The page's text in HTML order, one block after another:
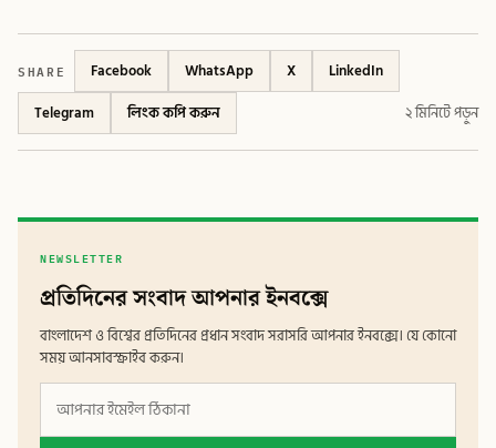
SHARE Facebook WhatsApp X
LinkedIn
Telegram
লিংক কপি করুন ২ মিনিটে পড়ুন
NEWSLETTER
প্রতিদিনের সংবাদ আপনার ইনবক্সে
বাংলাদেশ ও বিশ্বের প্রতিদিনের প্রধান সংবাদ সরাসরি আপনার ইনবক্সে। যে কোনো
সময় আনসাবস্ক্রাইব করুন।